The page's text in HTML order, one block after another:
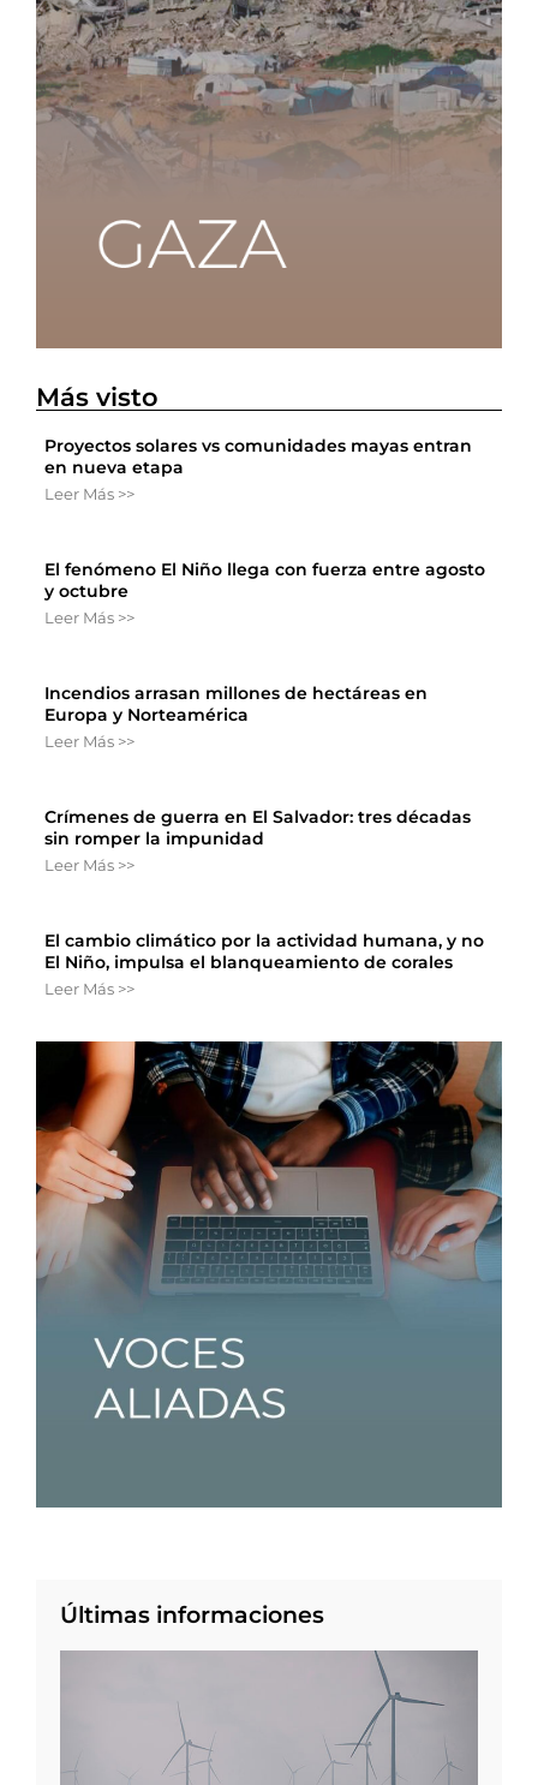
Más visto
Proyectos solares vs comunidades mayas entran
en nueva etapa
Leer Más >>
El fenómeno El Niño llega con fuerza entre agosto
y octubre
Leer Más >>
Incendios arrasan millones de hectáreas en
Europa y Norteamérica
Leer Más >>
Crímenes de guerra en El Salvador: tres décadas
sin romper la impunidad
Leer Más >>
El cambio climático por la actividad humana, y no
El Niño, impulsa el blanqueamiento de corales
Leer Más >>
Últimas informaciones